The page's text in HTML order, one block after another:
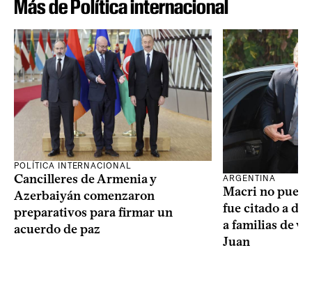
Más de Política internacional
POLÍTICA INTERNACIONAL
Cancilleres de Armenia y
Azerbaiyán comenzaron
preparativos para firmar un
acuerdo de paz
ARGENTINA
Macri no
fue citado a
a familias de
Juan